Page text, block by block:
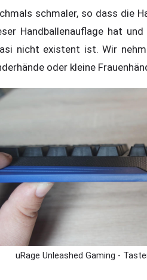
schmaler, so dass die
Handballenauflage hat
nicht existent ist. Wir
oder kleine
uRage Unleashed Gaming -